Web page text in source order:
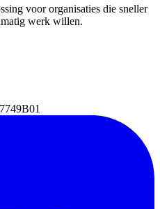
voor organisaties die sneller
werk willen.